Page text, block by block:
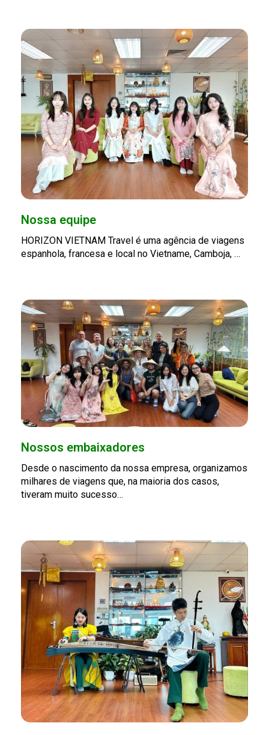
Nossa equipe
HORIZON VIETNAM Travel é uma agência de viagens
espanhola, francesa e local no Vietname, Camboja, …
Nossos embaixadores
Desde o nascimento da nossa empresa, organizamos
milhares de viagens que, na maioria dos casos,
tiveram muito sucesso…